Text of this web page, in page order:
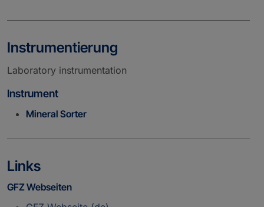
Instrumentierung
Laboratory instrumentation
Instrument
Mineral Sorter
Links
GFZ Webseiten